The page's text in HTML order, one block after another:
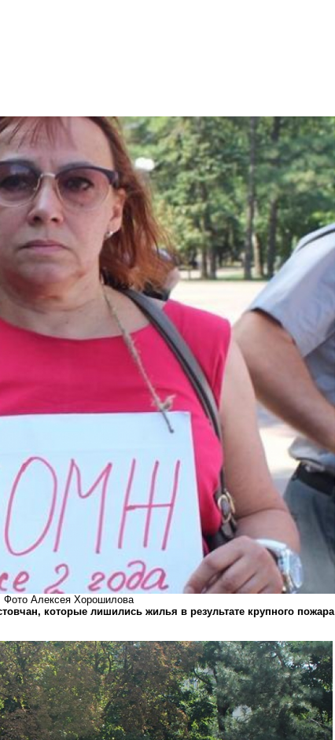
Фото Алексея Хорошилова
которые лишились жилья в результате крупного пожара